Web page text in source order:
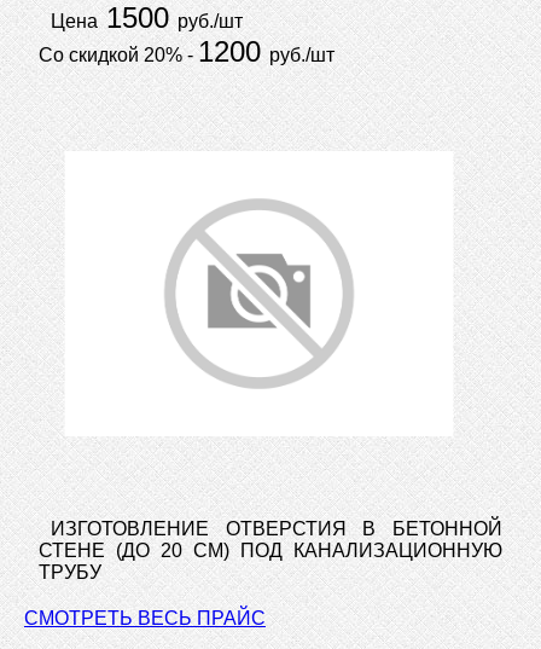
Цена1500 руб./шт
Со скидкой 20% -1200 руб./шт
ИЗГОТОВЛЕНИЕ ОТВЕРСТИЯ В БЕТОННОЙ
СТЕНЕ (ДО 20 СМ) ПОД КАНАЛИЗАЦИОННУЮ
ТРУБУ
СМОТРЕТЬ ВЕСЬ ПРАЙС